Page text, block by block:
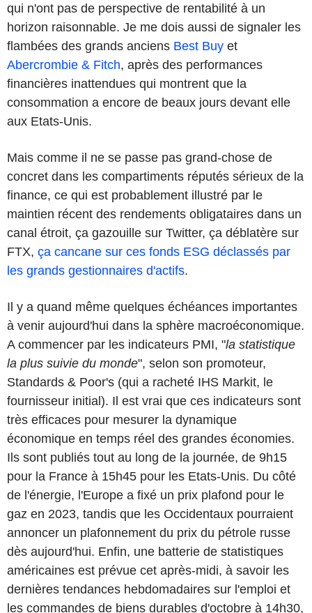
qui n'ont pas de perspective de rentabilité à un
horizon raisonnable. Je me dois aussi de signaler les
flambées des grands anciens Best Buy et
Abercrombie & Fitch, après des performances
financières inattendues qui montrent que la
consommation a encore de beaux jours devant elle
aux Etats-Unis.
Mais comme il ne se passe pas grand-chose de
concret dans les compartiments réputés sérieux de la
finance, ce qui est probablement illustré par le
maintien récent des rendements obligataires dans un
canal étroit, ça gazouille sur Twitter, ça déblatère sur
FTX, ça cancane sur ces fonds ESG déclassés par
les grands gestionnaires d'actifs.
Il y a quand même quelques échéances importantes
à venir aujourd'hui dans la sphère macroéconomique.
A commencer par les indicateurs PMI, "la statistique
la plus suivie du monde", selon son promoteur,
Standards & Poor's (qui a racheté IHS Markit, le
fournisseur initial). Il est vrai que ces indicateurs sont
très efficaces pour mesurer la dynamique
économique en temps réel des grandes économies.
Ils sont publiés tout au long de la journée, de 9h15
pour la France à 15h45 pour les Etats-Unis. Du côté
de l'énergie, l'Europe a fixé un prix plafond pour le
gaz en 2023, tandis que les Occidentaux pourraient
annoncer un plafonnement du prix du pétrole russe
dès aujourd'hui. Enfin, une batterie de statistiques
américaines est prévue cet après-midi, à savoir les
dernières tendances hebdomadaires sur l'emploi et
les commandes de biens durables d'octobre à 14h30,